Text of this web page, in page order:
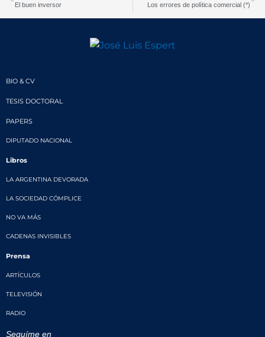
El buen inversor Los errores de política comercial (*)
BIO & CV
TESIS DOCTORAL
PAPERS
DIPUTADO NACIONAL
Libros
LA ARGENTINA DEVORADA
LA SOCIEDAD CÓMPLICE
NO VA MÁS
CADENAS INVISIBLES
Prensa
ARTÍCULOS
TELEVISIÓN
RADIO
Seguíme en